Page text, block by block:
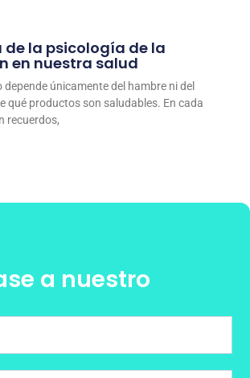
de la psicología de la
en nuestra salud
únicamente del hambre ni del
qué productos son saludables. En cada
recuerdos,
a nuestro